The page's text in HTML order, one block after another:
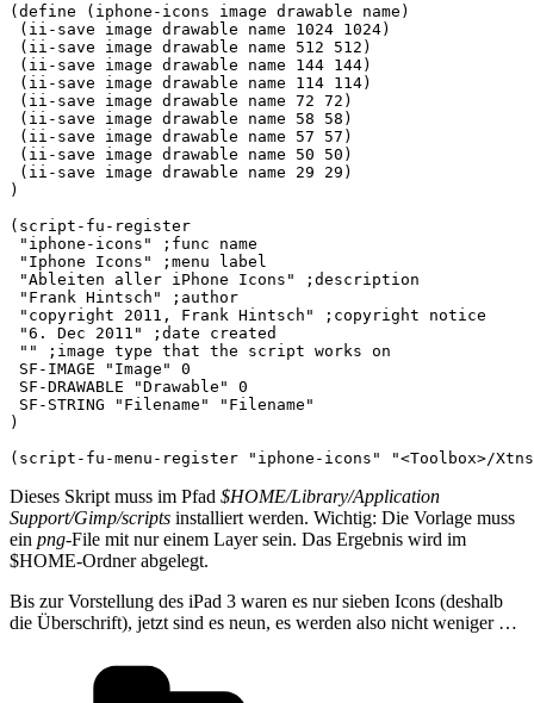
(define (iphone-icons image drawable name)
(ii-save image drawable name 1024 1024)
(ii-save image drawable name 512 512)
(ii-save image drawable name 144 144)
(ii-save image drawable name 114 114)
(ii-save image drawable name 72 72)
(ii-save image drawable name 58 58)
(ii-save image drawable name 57 57)
(ii-save image drawable name 50 50)
(ii-save image drawable name 29 29)
)
(script-fu-register
"iphone-icons" ;func name
"Iphone Icons" ;menu label
"Ableiten aller iPhone Icons" ;description
"Frank Hintsch" ;author
"copyright 2011, Frank Hintsch" ;copyright notice
"6. Dec 2011" ;date created
"" ;image type that the script works on
SF-IMAGE "Image" 0
SF-DRAWABLE "Drawable" 0
SF-STRING "Filename" "Filename"
)
(script-fu-menu-register "iphone-icons" "<Toolbox>/
Dieses Skript muss im Pfad $HOME/Library/Application
Support/Gimp/scripts installiert werden. Wichtig: Die Vorlage muss
ein png-File mit nur einem Layer sein. Das Ergebnis wird im
$HOME-Ordner abgelegt.
Bis zur Vorstellung des iPad 3 waren es nur sieben Icons (deshalb
die Überschrift), jetzt sind es neun, es werden also nicht weniger …